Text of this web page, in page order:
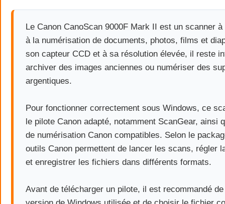
Le Canon CanoScan 9000F Mark II est un scanner
à la numérisation de documents, photos, films et
son capteur CCD et à sa résolution élevée, il reste
archiver des images anciennes ou numériser des
argentiques.
Pour fonctionner correctement sous Windows, ce
le pilote Canon adapté, notamment ScanGear, ainsi
de numérisation Canon compatibles. Selon le
outils Canon permettent de lancer les scans, régler
et enregistrer les fichiers dans différents formats.
Avant de télécharger un pilote, il est recommandé